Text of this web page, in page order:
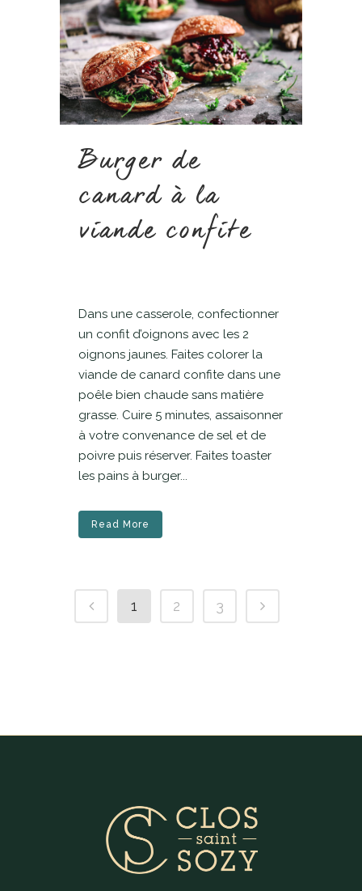
Burger de
canard à la
viande confite
Dans une casserole, confectionner
un confit d’oignons avec les 2
oignons jaunes. Faites colorer la
viande de canard confite dans une
poêle bien chaude sans matière
grasse. Cuire 5 minutes, assaisonner
à votre convenance de sel et de
poivre puis réserver. Faites toaster
les pains à burger...
Read More
1 2 3